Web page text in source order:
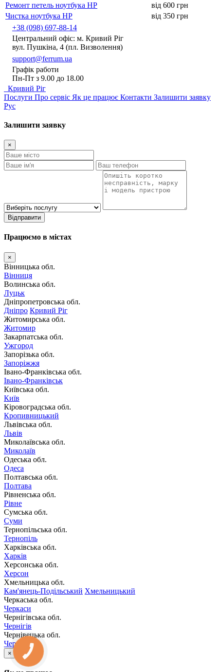
Ремонт петель ноутбука HP
від 600 грн
Чистка ноутбука HP
від 350 грн
+38 (098) 697-88-14
Центральний офіс: м. Кривий Ріг
вул. Пушкіна, 4 (пл. Визволення)
support@ferrum.ua
Графік работи
Пн-Пт з 9.00 до 18.00
Кривий Ріг
Послуги Про сервіс Як це працює Контакти Залишити заявку
Рус
Залишити заявку
×
Відправити
Працюємо в містах
×
Вінницька обл.
Вінниця
Волинська обл.
Луцьк
Дніпропетровська обл.
Дніпро Кривий Ріг
Житомирська обл.
Житомир
Закарпатська обл.
Ужгород
Запорізька обл.
Запоріжжя
Івано-Франківська обл.
Івано-Франківськ
Київська обл.
Київ
Кіровоградська обл.
Кропивницький
Львівська обл.
Львів
Миколаївська обл.
Миколаїв
Одеська обл.
Одеса
Полтавська обл.
Полтава
Рівненська обл.
Рівне
Сумська обл.
Суми
Тернопільська обл.
Тернопіль
Харківська обл.
Харків
Херсонська обл.
Херсон
Хмельницька обл.
Кам'янець-Подільський Хмельницький
Черкаська обл.
Черкаси
Чернігівська обл.
Чернігів
Чернівецька обл.
Чернівці
×
КНОПКА
ЗВ'ЯЗКУ